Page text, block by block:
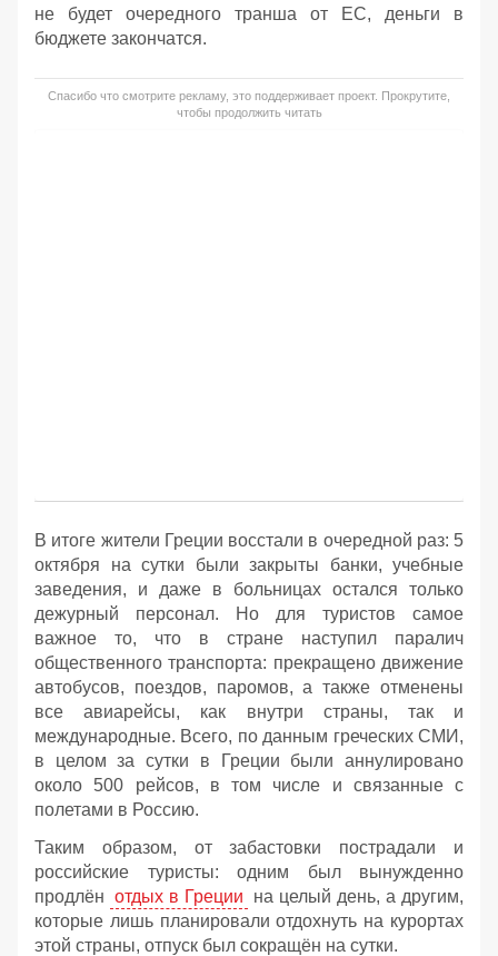
не будет очередного транша от ЕС, деньги в
бюджете закончатся.
Спасибо что смотрите рекламу, это поддерживает проект. Прокрутите,
чтобы продолжить читать
В итоге жители Греции восстали в очередной раз: 5
октября на сутки были закрыты банки, учебные
заведения, и даже в больницах остался только
дежурный персонал. Но для туристов самое
важное то, что в стране наступил паралич
общественного транспорта: прекращено движение
автобусов, поездов, паромов, а также отменены
все авиарейсы, как внутри страны, так и
международные. Всего, по данным греческих СМИ,
в целом за сутки в Греции были аннулировано
около 500 рейсов, в том числе и связанные с
полетами в Россию.
Таким образом, от забастовки пострадали и
российские туристы: одним был вынужденно
продлён отдых в Греции
на целый день, а другим,
которые лишь планировали отдохнуть на курортах
этой страны, отпуск был сокращён на сутки.